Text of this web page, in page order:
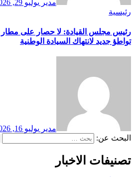
مدير يوليو 29, 2026
رئيسية
رئيس مجلس القيادة: لا حصار على مطار
تواطؤ جديد لانتهاك السيادة الوطنية
مدير يوليو 16, 2026
البحث عن:
تصنيفات الاخبار